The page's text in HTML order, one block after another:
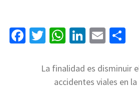
Facebook
Twitter
WhatsApp
LinkedIn
Email
La finalidad es disminuir
accidentes viales en